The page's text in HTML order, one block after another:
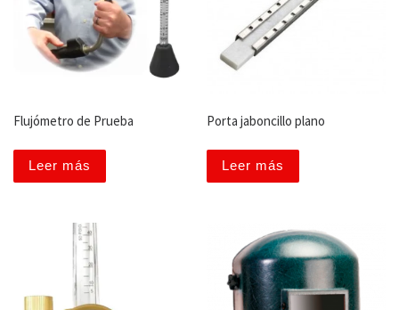
Flujómetro de Prueba
Leer más
Porta jaboncillo plano
Leer más